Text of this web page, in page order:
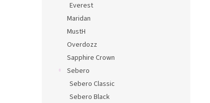
Everest
Maridan
MustH
Overdozz
Sapphire Crown
Sebero
Sebero Classic
Sebero Black